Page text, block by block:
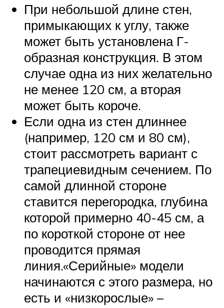
При небольшой длине стен,
примыкающих к углу, также
может быть установлена ​​Г-
образная конструкция. В этом
случае одна из них желательно
не менее 120 см, а вторая
может быть короче.
Если одна из стен длиннее
(например, 120 см и 80 см),
стоит рассмотреть вариант с
трапециевидным сечением. По
самой длинной стороне
ставится перегородка, глубина
которой примерно 40-45 см, а
по короткой стороне от нее
проводится прямая
линия.«Серийные» модели
начинаются с этого размера, но
есть и «низкорослые» –